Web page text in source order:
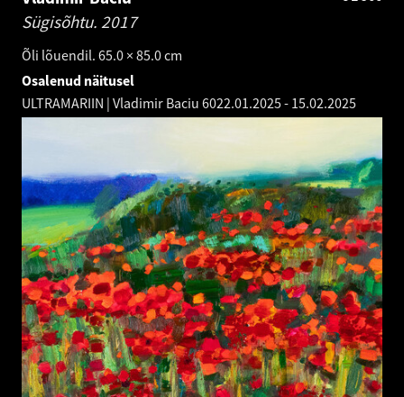
Sügisõhtu. 2017
Õli lõuendil. 65.0 × 85.0 cm
Osalenud näitusel
ULTRAMARIIN | Vladimir Baciu 6022.01.2025- 15.02.2025